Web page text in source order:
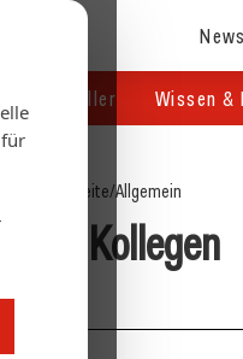
& Hersteller Wissen &
Startseite/Allgemein
Neue Kollegen